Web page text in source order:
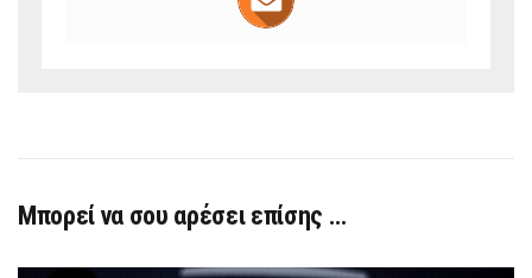
Μπορεί να σου αρέσει επίσης …